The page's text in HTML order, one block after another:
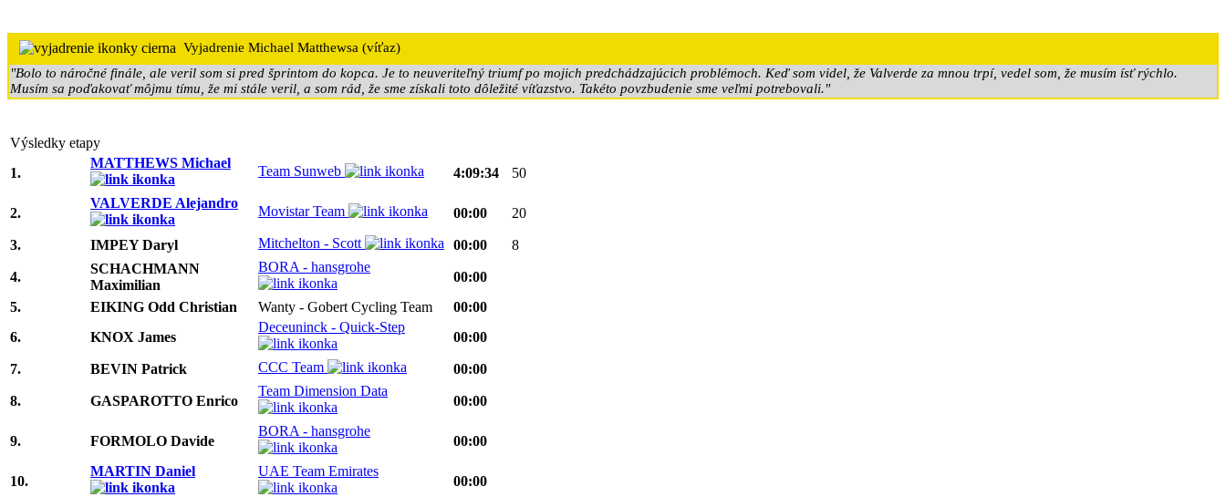
Vyjadrenie Michael Matthewsa (víťaz)
"Bolo to náročné finále, ale veril som si pred šprintom do kopca. Je to neuveriteľný triumf po mojich predchádzajúcich problémoch. Keď som videl, že Valverde za mnou trpí, vedel som, že musím ísť rýchlo.
Musím sa poďakovať môjmu tímu, že mi stále veril, a som rád, že sme získali toto dôležité víťazstvo. Takéto povzbudenie sme veľmi potrebovali."
Výsledky etapy
1.
MATTHEWS Michael
Team Sunweb 4:09:34 50
2.
VALVERDE Alejandro
Movistar Team 00:00 20
3. IMPEY Daryl Mitchelton - Scott 00:00 8
4.
SCHACHMANN
Maximilian
BORA - hansgrohe
00:00
5.
EIKING Odd Christian Wanty - Gobert Cycling Team
00:00
6.
KNOX James
Deceuninck - Quick-Step
00:00
7. BEVIN Patrick CCC Team 00:00
8. GASPAROTTO Enrico
Team Dimension Data
00:00
9. FORMOLO Davide
BORA - hansgrohe
00:00
10.
MARTIN Daniel UAE Team Emirates
00:00